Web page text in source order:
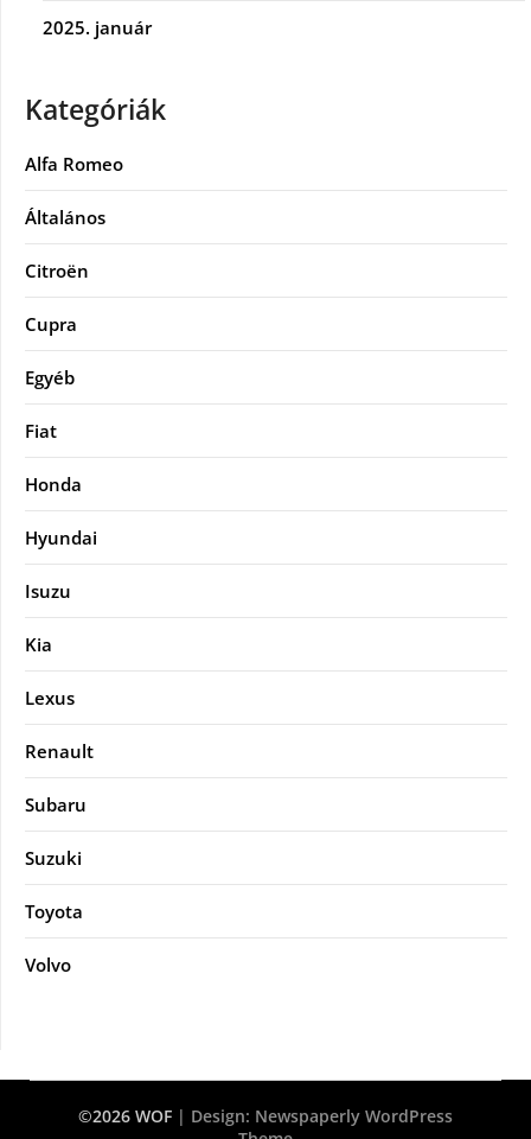
2025. január
Kategóriák
Alfa Romeo
Általános
Citroën
Cupra
Egyéb
Fiat
Honda
Hyundai
Isuzu
Kia
Lexus
Renault
Subaru
Suzuki
Toyota
Volvo
©2026 WOF | Design: Newspaperly WordPress